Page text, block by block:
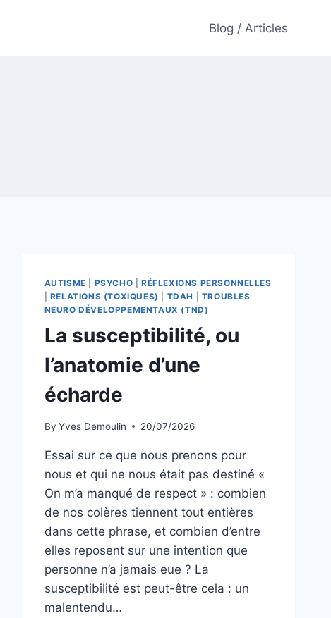
Blog / Articles
AUTISME PSYCHO
RÉFLEXIONS PERSONNELLES
RELATIONS (TOXIQUES) TDAH
TROUBLES
NEURO DÉVELOPPEMENTAUX (TND)
La susceptibilité, ou
l’anatomie d’une
écharde
By Yves Demoulin 20/07/2026
Essai sur ce que nous prenons pour
nous et qui ne nous était pas destiné «
On m’a manqué de respect » : combien
de nos colères tiennent tout entières
dans cette phrase, et combien d’entre
elles reposent sur une intention que
personne n’a jamais eue ? La
susceptibilité est peut-être cela : un
malentendu…